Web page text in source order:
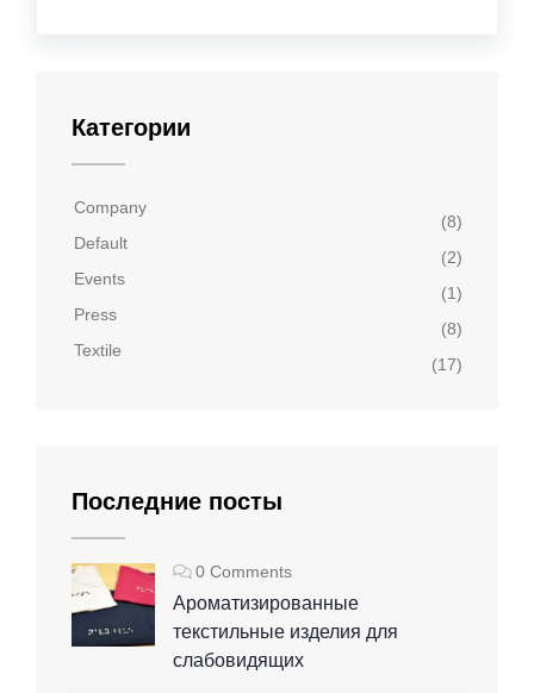
Категории
Company
(8)
Default
(2)
Events
(1)
Press
(8)
Textile
(17)
Последние посты
0 Comments
Ароматизированные
текстильные изделия для
слабовидящих